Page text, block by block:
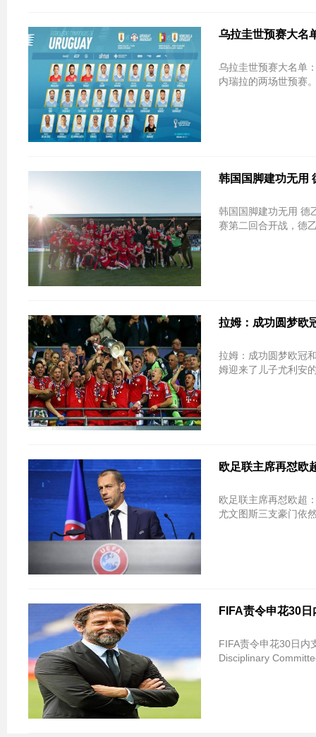
乌拉圭世预赛大名
乌拉圭世预赛大名单：苏亚雷斯领衔
内瑞拉的两场世预赛
韩国国脚建功无用
韩国国脚建功无用 德乙第三1-5溃
赛第二回合开战，德
拉姆：成功圆梦欧
拉姆：成功圆梦欧冠
姆迎来了儿子尤利安
欧足联主席再怼欧
欧足联主席再怼欧超：该相互帮助
尤文图斯三支豪门依
FIFA责令申花30
FIFA责令申花30日内
Disciplinary